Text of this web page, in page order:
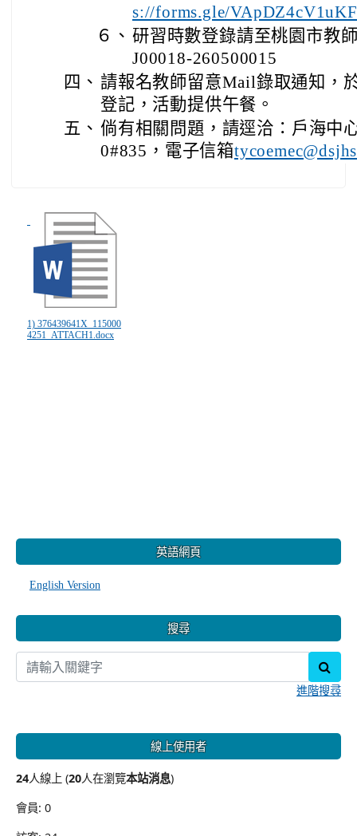
s://forms.gle/
６、 研習時數登錄請至桃園市教
J00018-260500015
四、 請報名教師留意Mail錄取通知，
登記，活動提供午餐。
五、 倘有相關問題，請逕洽：戶海中
0#835，電子信箱
1) 376439641X_115000
4251_ATTACH1.docx
英語網頁
English Version
搜尋
進階搜尋
線上使用者
24人線上 (20人在瀏覽本站消息)
會員: 0